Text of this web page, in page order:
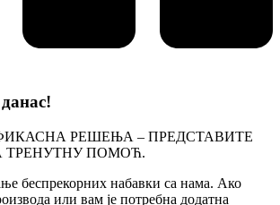
РЕШЕЊА – ПРЕДСТАВИТЕ
ТРЕНУТНУ ПОМОЋ.
беспрекорних набавки са нама. Ако
или вам је потребна додатна